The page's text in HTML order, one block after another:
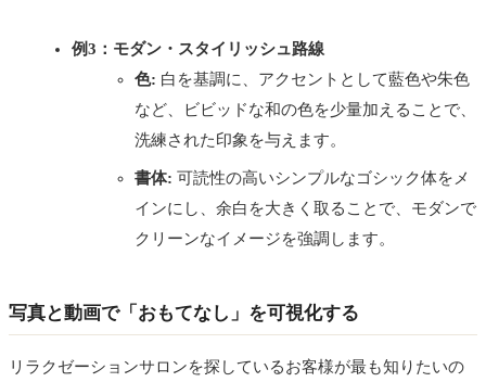
例3：モダン・スタイリッシュ路線
色: 白を基調に、アクセントとして藍色や朱色
など、ビビッドな和の色を少量加えることで、
洗練された印象を与えます。
書体: 可読性の高いシンプルなゴシック体をメ
インにし、余白を大きく取ることで、モダンで
クリーンなイメージを強調します。
写真と動画で「おもてなし」を可視化する
リラクゼーションサロンを探しているお客様が最も知りたいの